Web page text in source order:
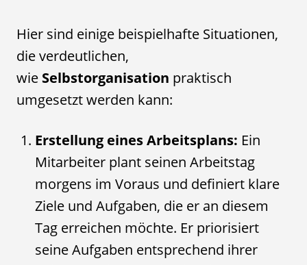
Hier sind einige beispielhafte Situationen,
die verdeutlichen,
wie Selbstorganisation praktisch
umgesetzt werden kann:
Erstellung eines Arbeitsplans: Ein
Mitarbeiter plant seinen Arbeitstag
morgens im Voraus und definiert klare
Ziele und Aufgaben, die er an diesem
Tag erreichen möchte. Er priorisiert
seine Aufgaben entsprechend ihrer